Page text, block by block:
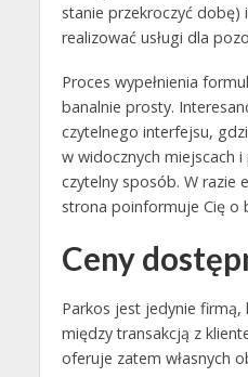
stanie przekroczyć
realizować usługi dla
Proces wypełnienia
banalnie prosty.
czytelnego interfejsu,
w widocznych miejscach
czytelny sposób. W razie
strona poinformuje Cię o
Ceny
Parkos jest jedynie
między transakcją z
oferuje zatem własnych